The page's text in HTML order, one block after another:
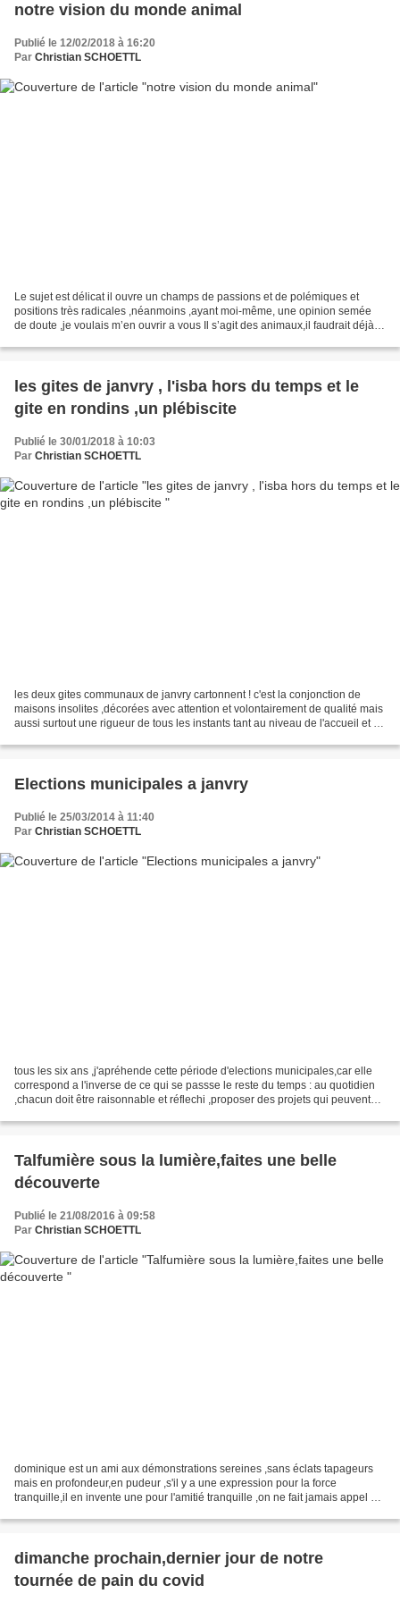
notre vision du monde animal
Publié le 12/02/2018 à 16:20
Par Christian SCHOETTL
Le sujet est délicat il ouvre un champs de passions et de polémiques et
positions très radicales ,néanmoins ,ayant moi-même, une opinion semée
de doute ,je voulais m’en ouvrir a vous Il s’agit des animaux,il faudrait déjà
les gites de janvry , l'isba hors du temps et le
gite en rondins ,un plébiscite
Publié le 30/01/2018 à 10:03
Par Christian SCHOETTL
les deux gites communaux de janvry cartonnent ! c'est la conjonction de
maisons insolites ,décorées avec attention et volontairement de qualité mais
aussi surtout une rigueur de tous les instants tant au niveau de l'accueil et de
Elections municipales a janvry
Publié le 25/03/2014 à 11:40
Par Christian SCHOETTL
tous les six ans ,j'apréhende cette période d'elections municipales,car elle
correspond a l'inverse de ce qui se passse le reste du temps : au quotidien
,chacun doit être raisonnable et réflechi ,proposer des projets qui peuvent
Talfumière sous la lumière,faites une belle
découverte
Publié le 21/08/2016 à 09:58
Par Christian SCHOETTL
dominique est un ami aux démonstrations sereines ,sans éclats tapageurs
mais en profondeur,en pudeur ,s'il y a une expression pour la force
tranquille,il en invente une pour l'amitié tranquille ,on ne fait jamais appel a
dimanche prochain,dernier jour de notre
tournée de pain du covid